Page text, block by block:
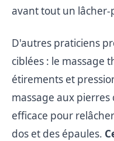
avant tout un
D'autres praticiens
ciblées : le massage
étirements et
massage aux
efficace pour
dos et des épaules.